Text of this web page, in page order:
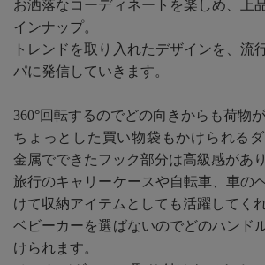
お洒落なコーディネートを楽しめ、上
インナップ。
トレンドを取り入れたデザインを、流
パに発信していきます。
360°回転するのでどの向きからも荷物
ちょっとした買い物袋もかけられるダ
金属でできたフック部分は高級感があ
旅行のキャリーケースや自転車、車の
けて収納アイテムとしても活躍してくれ
ベビーカーを選ばないのでどのハンド
けられます。